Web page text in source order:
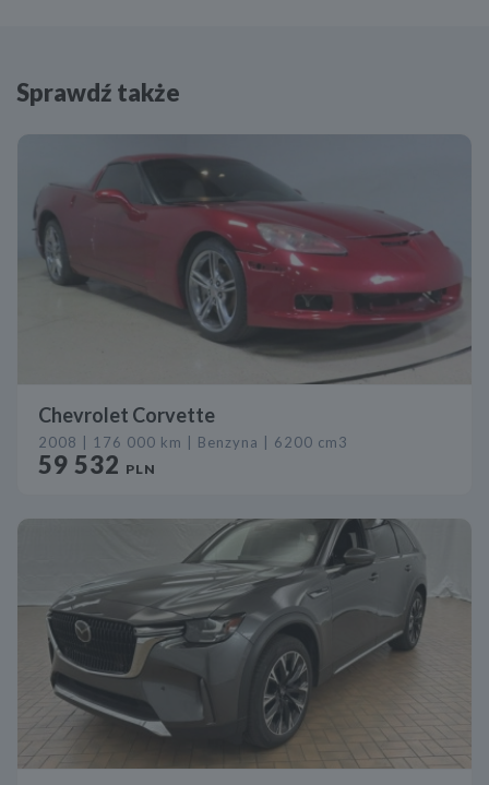
Sprawdź także
Chevrolet Corvette
2008 | 176 000 km | Benzyna | 6200 cm3
59 532 PLN